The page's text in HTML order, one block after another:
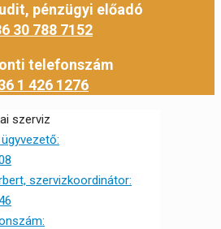
pénzügyi előadó
30 788 7152
telefonszám
1 426 1276
szerviz
szervizkoordinátor: